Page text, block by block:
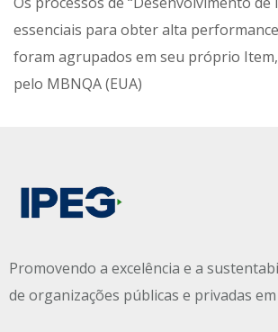
essenciais para obter alta
foram agrupados em seu próprio
pelo MBNQA (EUA)
Promovendo a excelência e a
de organizações públicas e privadas em